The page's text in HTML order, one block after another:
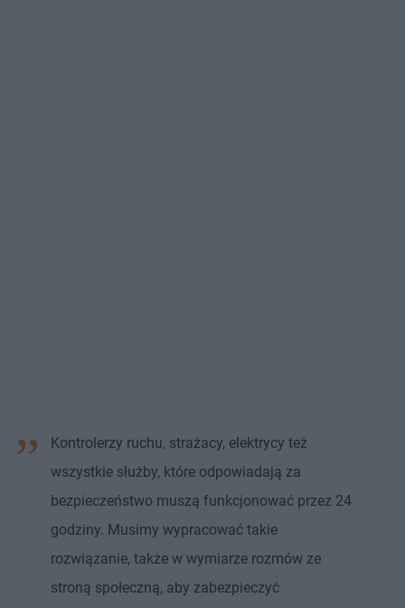
Kontrolerzy ruchu, strażacy, elektrycy też
wszystkie służby, które odpowiadają za
bezpieczeństwo muszą funkcjonować przez 24
godziny. Musimy wypracować takie
rozwiązanie, także w wymiarze rozmów ze
stroną społeczną, aby zabezpieczyć